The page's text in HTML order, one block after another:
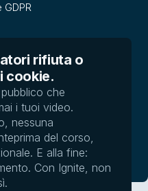
rifiuta o
cookie.
che
i tuoi video.
nessuna
del corso,
E alla fine:
Con Ignite, non